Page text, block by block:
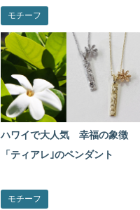
モチーフ
ハワイで大人気 幸福の象徴
「ティアレ｣のペンダント
モチーフ